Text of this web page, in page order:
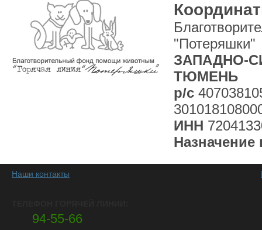
"Потеряшки"
ЗАПАДНО-
ТЮМЕНЬ
р/с
ИНН
Назначение
Наши контакты
94-55-66